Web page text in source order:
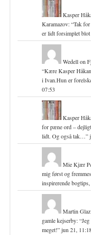
Kasper
Karamazov: “Tak
er lidt forsimplet
Wedellon
“Kære Kasper
i Ivan.Hun er
07:53
Kasper
for pæne ord –
lidt. Og også tak…”
Mie Kjær
mig først og
inspirerende
Martin
gamle kejserby: “
meget!”jun 21,